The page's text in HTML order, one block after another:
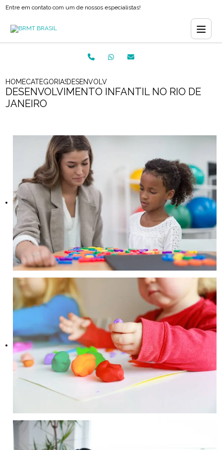
Entre em contato com um de nossos especialistas!
HOMECATEGORIASDESENVOLVIMENTO INFANTIL NO RIO DE
DESENVOLVIMENTO INFANTIL NO RIO DE
JANEIRO